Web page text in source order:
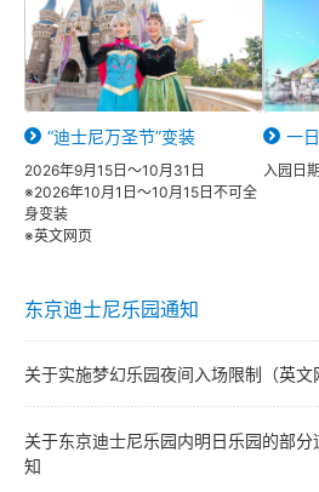
“迪士尼万圣节”变装
2026年9月15日～10月31日
※2026年10月1日～10月15日不可全
身变装
※英文网页
一
入园日
东京迪士尼乐园通知
关于实施梦幻乐园夜间入场限制（英文
关于东京迪士尼乐园内明日乐园的部
知